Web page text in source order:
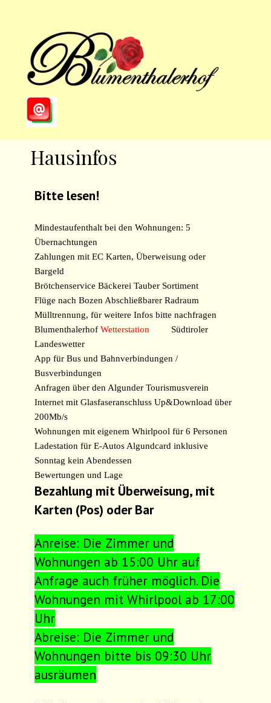
Menü überspringen
Hausinfos
Bitte lesen!
Mindestaufenthalt bei den Wohnungen: 5
Übernachtungen
Zahlungen mit EC Karten, Überweisung oder
Bargeld
Brötchenservice Bäckerei Tauber Sortiment
Flüge nach Bozen Abschließbarer Radraum
Mülltrennung, für weitere Infos bitte nachfragen
Blumenthalerhof Wetterstation
Südtiroler
Landeswetter
App für Bus und Bahnverbindungen /
Busverbindungen
Anfragen über den Algunder Tourismusverein
Internet mit Glasfaseranschluss Up&Download über
200Mb/s
Wohnungen mit eigenem Whirlpool für 6 Personen
Ladestation für E-Autos Algundcard inklusive
Sonntag kein Abendessen
Bewertungen und Lage
Bezahlung mit Überweisung, mit
Karten (Pos) oder Bar
Anreise: Die Zimmer und
Wohnungen ab 15:00 Uhr auf
Anfrage auch früher möglich. Die
Wohnungen mit Whirlpool ab 17:00
Uhr
Abreise: Die Zimmer und
Wohnungen bitte bis 09:30 Uhr
ausräumen